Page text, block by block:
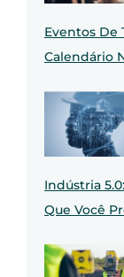
Eventos De
Calendário
Indústria
Que Você